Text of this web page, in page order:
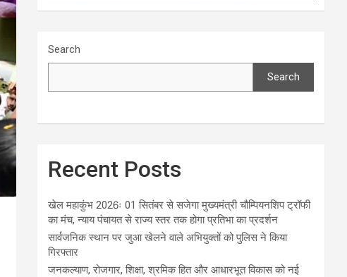
Search
Search
Recent Posts
खेल महाकुंभ 2026ः 01 सितंबर से सजेगा मुख्यमंत्री चौम्पियनशिप ट्रॉफी
का मंच, न्याय पंचायत से राज्य स्तर तक होगा प्रतिभा का प्रदर्शन
सार्वजनिक स्थान पर जुआ खेलने वाले अभियुक्तों को पुलिस ने किया
गिरफ्तार
जनकल्याण, रोजगार, शिक्षा, श्रमिक हित और आधारभूत विकास को नई